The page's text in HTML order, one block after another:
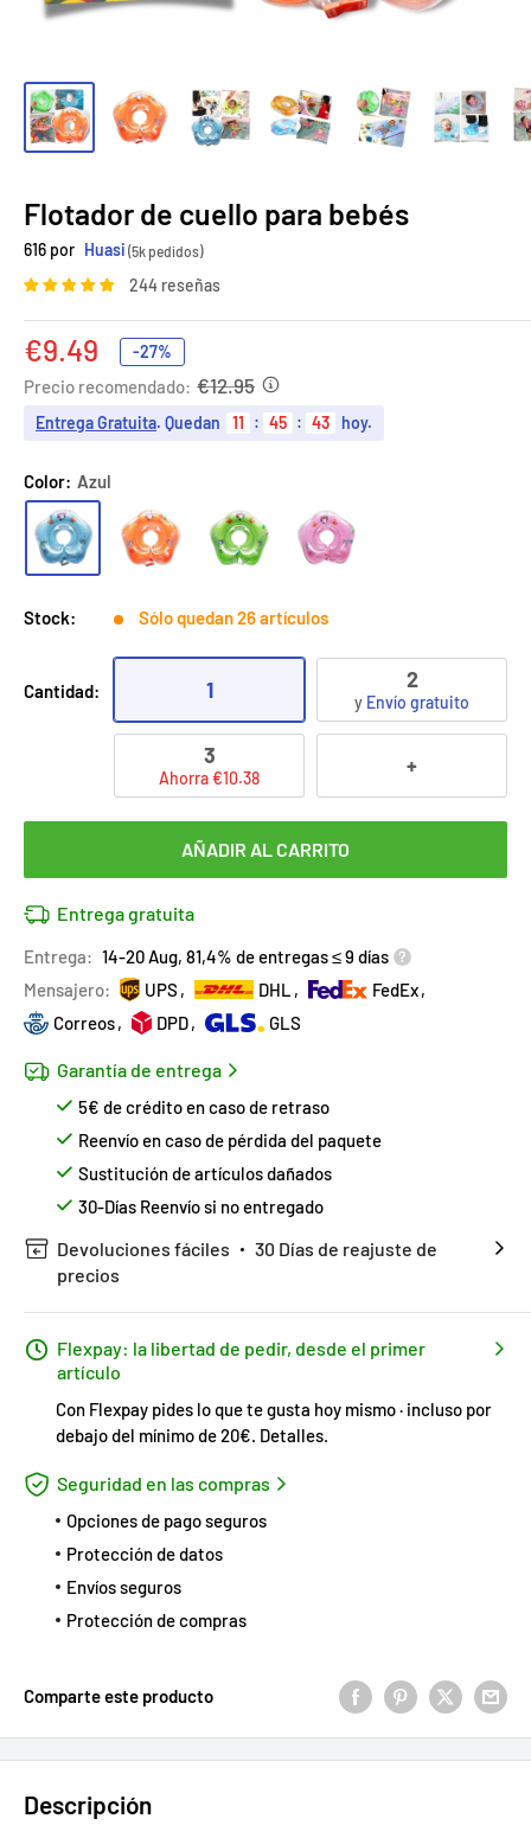
Flotador de cuello para bebés
616 por Huasi (5k pedidos)
244 reseñas
Precio
de
venta
€9.49 -27%
Precio recomendado: €12.95
Entrega Gratuita. Quedan 11 : 45 : 41 hoy.
Color: Azul
Stock: Sólo quedan 26 artículos
Cantidad: 1 2
y Envío gratuito
3
Ahorra €10.38 +
AÑADIR AL CARRITO
Entrega gratuita
Entrega: 14-20 Aug, 81,4% de entregas ≤ 9 días
Mensajero:
UPS DHL
FedEx
Correos
DPD GLS
Garantía de entrega
5€ de crédito en caso de retraso
Reenvío en caso de pérdida del paquete
Sustitución de artículos dañados
30-Días Reenvío si no entregado
Devoluciones fáciles
30 Días de reajuste de
precios
Flexpay: la libertad de pedir, desde el primer
artículo
Con Flexpay pides lo que te gusta hoy mismo · incluso por
debajo del mínimo de 20€. Detalles.
Seguridad en las compras
Opciones de pago seguros
Protección de datos
Envíos seguros
Protección de compras
Comparte este producto
Descripción